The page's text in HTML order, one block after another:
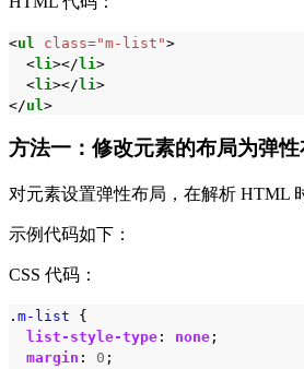
<ul class="m-list">
<li ></li >
<li ></li >
</ul >
方法一：修改元素的布局为弹
对元素设置弹性布局，在解析 HTML
示例代码如下：
CSS 代码：
. m-list
{
list-style-type : none ;
margin : 0 ;